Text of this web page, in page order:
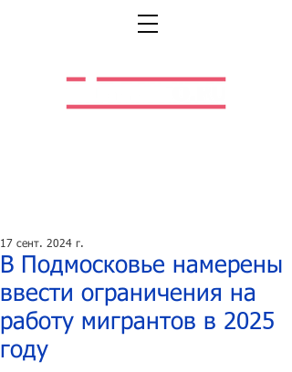
В Подмосковье намерены
ввести ограничения на
работу мигрантов в 2025
году
17 сент. 2024 г.